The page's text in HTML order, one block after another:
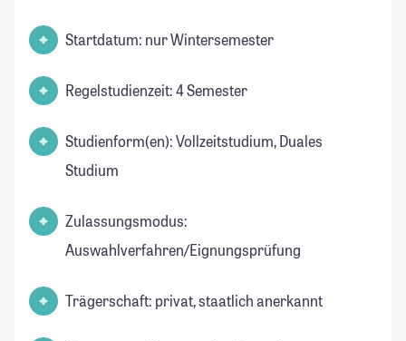
Startdatum: nur Wintersemester
Regelstudienzeit: 4 Semester
Studienform(en): Vollzeitstudium, Duales
Studium
Zulassungsmodus:
Auswahlverfahren/Eignungsprüfung
Trägerschaft: privat, staatlich anerkannt